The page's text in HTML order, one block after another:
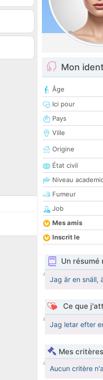
Mon
Âge
Ici pour
Pays
Ville
Origine
État civil
Niveau
Fumeur
Job
Mes amis
Inscrit le
Un résumé
Jag är en snäll,
Ce que
Jag letar efter
Mes
Aucun critère